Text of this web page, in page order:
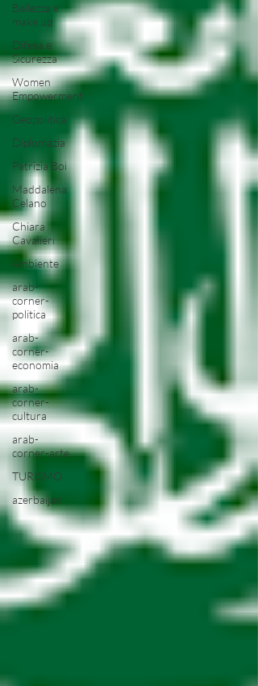
Bellezza e
make up
Difesa e
Sicurezza
Women
Empowerment
Geopolitica
Diplomazia
Patrizia Boi
Maddalena
Celano
Chiara
Cavalieri
Ambiente
arab-
corner-
politica
arab-
corner-
economia
arab-
corner-
cultura
arab-
corner-arte
TURISMO
azerbaijan